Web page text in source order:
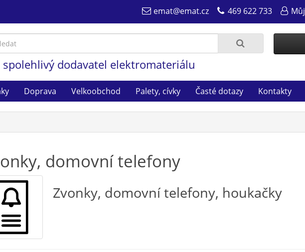
emat@emat.cz 469 622 733
spolehlivý dodavatel elektromateriálu
Doprava Velkoobchod Palety, cívky Časté dotazy Kontakty
domovní telefony
Zvonky, domovní telefony, houkačky